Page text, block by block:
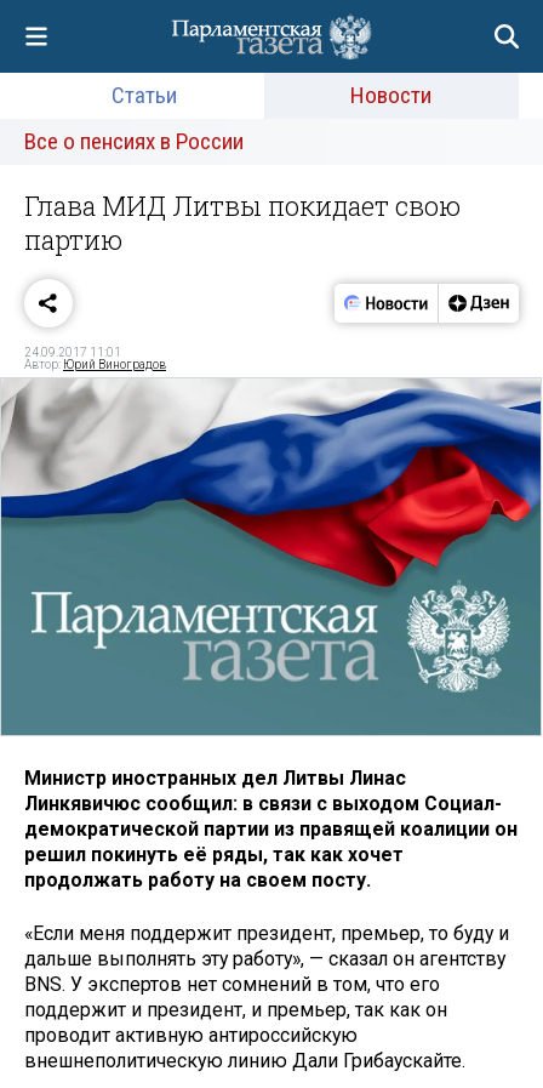
Статьи
Новости
Все о пенсиях в России
Глава МИД Литвы покидает свою
партию
24.09.2017 11:01
Автор: Юрий Виноградов
Министр иностранных дел Литвы Линас
Линкявичюс сообщил: в связи с выходом Социал-
демократической партии из правящей коалиции он
решил покинуть её ряды, так как хочет
продолжать работу на своем посту.
«Если меня поддержит президент, премьер, то буду и
дальше выполнять эту работу», — сказал он агентству
BNS. У экспертов нет сомнений в том, что его
поддержит и президент, и премьер, так как он
проводит активную антироссийскую
внешнеполитическую линию Дали Грибаускайте.